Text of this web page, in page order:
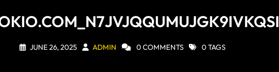
JUNE 26, 2025 ADMIN 0 COMMENTS 0 TAGS